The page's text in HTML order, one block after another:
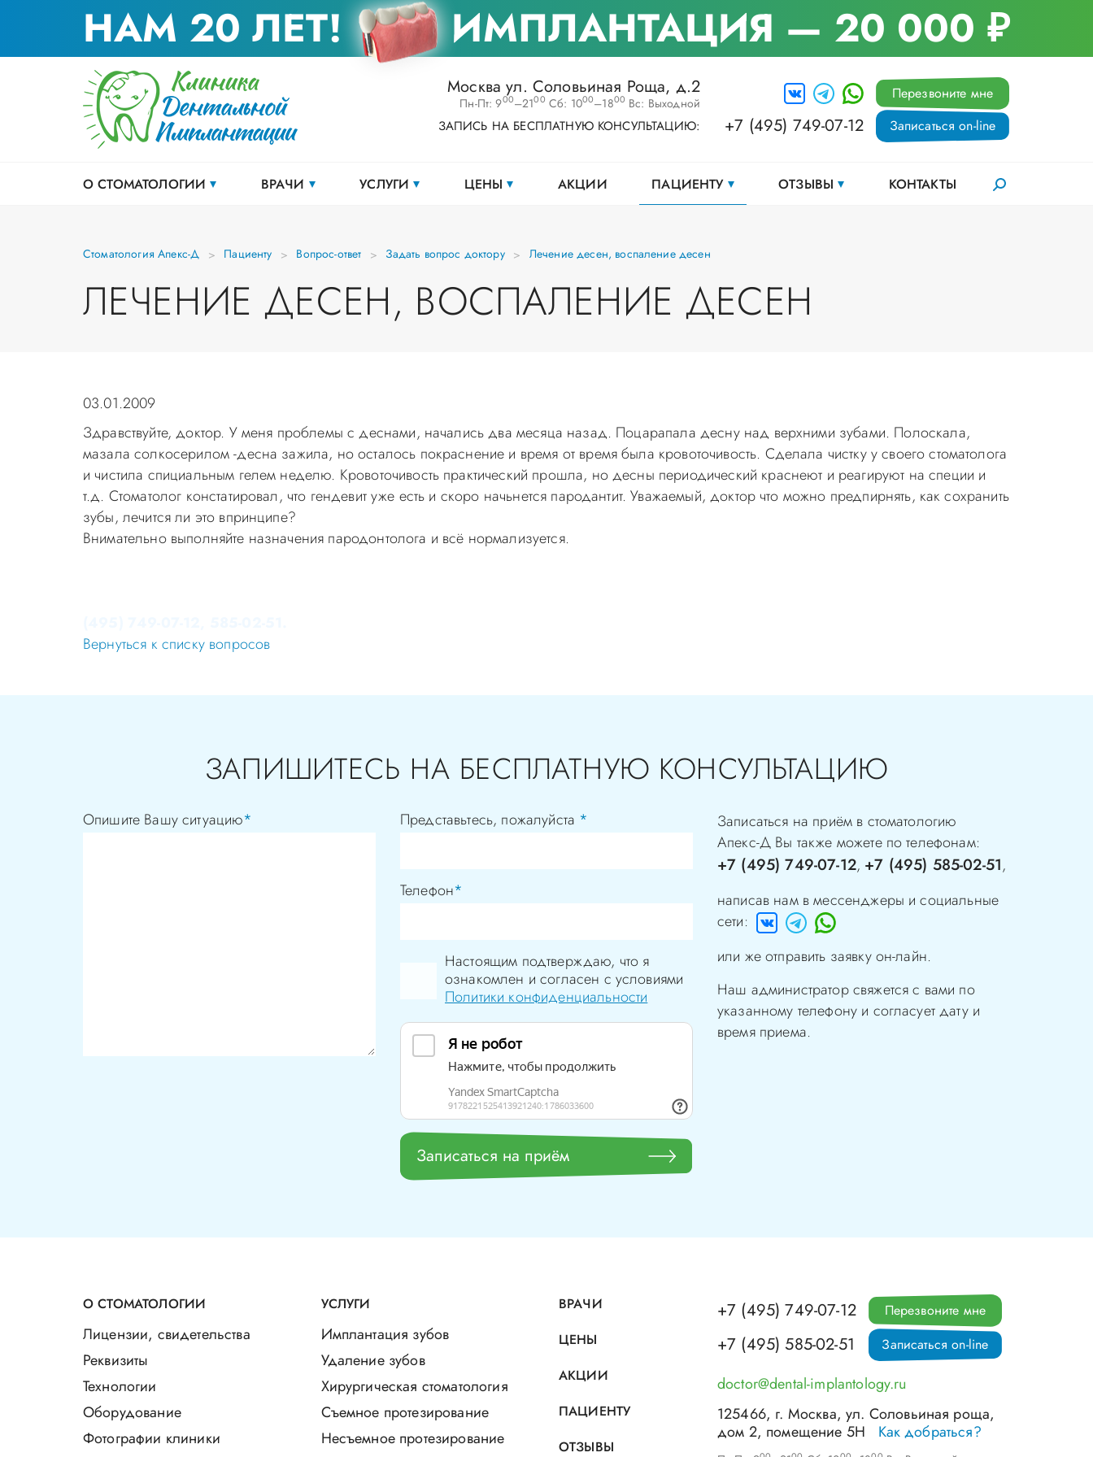
НАМ 20 ЛЕТ! ИМПЛАНТАЦИЯ — 20 000 ₽
Москва ул. Соловьиная Роща, д.2
Пн-Пт: 900–2100 Сб: 1000–1800 Вс: Выходной
ЗАПИСЬ НА БЕСПЛАТНУЮ КОНСУЛЬТАЦИЮ: +7 (495) 749-07-12
Перезвоните мне
Записаться on-line
О СТОМАТОЛОГИИ ВРАЧИ УСЛУГИ ЦЕНЫ АКЦИИ ПАЦИЕНТУ ОТЗЫВЫ КОНТАКТЫ
Стоматология Апекс-Д Пациенту Вопрос-ответ Задать вопрос доктору Лечение десен, воспаление десен
ЛЕЧЕНИЕ ДЕСЕН, ВОСПАЛЕНИЕ ДЕСЕН
03.01.2009
Здравствуйте, доктор. У меня проблемы с деснами, начались два месяца назад. Поцарапала десну над верхними зубами. Полоскала,
мазала солкосерилом -десна зажила, но осталось покраснение и время от время была кровоточивость. Сделала чистку у своего стоматолога
и чистила спициальным гелем неделю. Кровоточивость практический прошла, но десны периодический краснеют и реагируют на специи и
т.д. Стоматолог констатировал, что гендевит уже есть и скоро начьнется пародантит. Уважаемый, доктор что можно предпирнять, как сохранить
зубы, лечится ли это впринципе?
Внимательно выполняйте назначения пародонтолога и всё нормализуется.
Вернуться к списку вопросов
ЗАПИШИТЕСЬ НА БЕСПЛАТНУЮ КОНСУЛЬТАЦИЮ
Представьтесь, пожалуйста *
Телефон*
Опишите Вашу ситуацию*
Настоящим подтверждаю, что я
ознакомлен и согласен с условиями
Политики конфиденциальности
Записаться на приём
Записаться на приём в стоматологию
Апекс-Д Вы также можете по телефонам:
+7 (495) 749-07-12, +7 (495) 585-02-51,
написав нам в мессенджеры и социальные
сети:
или же отправить заявку он-лайн.
Наш администратор свяжется с вами по
указанному телефону и согласует дату и
время приема.
О СТОМАТОЛОГИИ
Лицензии, свидетельства
Реквизиты
Технологии
Оборудование
Фотографии клиники
УСЛУГИ
Имплантация зубов
Удаление зубов
Хирургическая стоматология
Съемное протезирование
Несъемное протезирование
ВРАЧИ
ЦЕНЫ
АКЦИИ
ПАЦИЕНТУ
ОТЗЫВЫ
+7 (495) 749-07-12
+7 (495) 585-02-51
Перезвоните мне
Записаться on-line
doctor@dental-implantology.ru
125466, г. Москва,ул. Соловьиная роща,
дом 2, помещение 5Н
Как добраться?